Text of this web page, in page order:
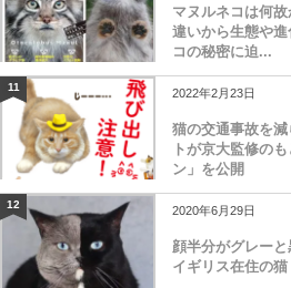
マヌルネコは何
違いから生態や
コの秘密に迫...
11 2022年2月23日
猫の交通事故を
トが京大監修の
ン」を公開
12 2020年6月29日
顔半分がグレー
イギリス在住の